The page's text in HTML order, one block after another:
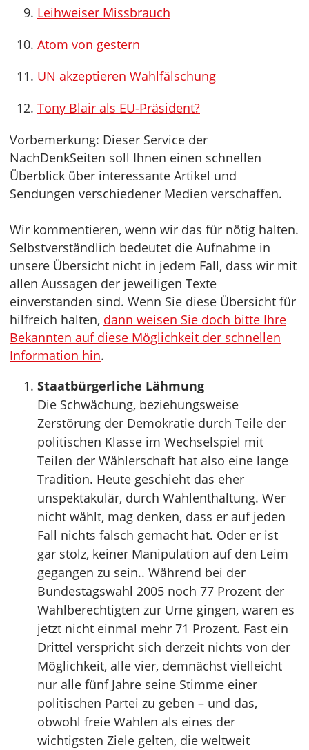
Leihweiser Missbrauch
Atom von gestern
UN akzeptieren Wahlfälschung
Tony Blair als EU-Präsident?
Vorbemerkung: Dieser Service der
NachDenkSeiten soll Ihnen einen schnellen
Überblick über interessante Artikel und
Sendungen verschiedener Medien verschaffen.
Wir kommentieren, wenn wir das für nötig halten.
Selbstverständlich bedeutet die Aufnahme in
unsere Übersicht nicht in jedem Fall, dass wir mit
allen Aussagen der jeweiligen Texte
einverstanden sind. Wenn Sie diese Übersicht für
hilfreich halten, dann weisen Sie doch bitte Ihre
Bekannten auf diese Möglichkeit der schnellen
Information hin.
Staatbürgerliche Lähmung
Die Schwächung, beziehungsweise
Zerstörung der Demokratie durch Teile der
politischen Klasse im Wechselspiel mit
Teilen der Wählerschaft hat also eine lange
Tradition. Heute geschieht das eher
unspektakulär, durch Wahlenthaltung. Wer
nicht wählt, mag denken, dass er auf jeden
Fall nichts falsch gemacht hat. Oder er ist
gar stolz, keiner Manipulation auf den Leim
gegangen zu sein.. Während bei der
Bundestagswahl 2005 noch 77 Prozent der
Wahlberechtigten zur Urne gingen, waren es
jetzt nicht einmal mehr 71 Prozent. Fast ein
Drittel verspricht sich derzeit nichts von der
Möglichkeit, alle vier, demnächst vielleicht
nur alle fünf Jahre seine Stimme einer
politischen Partei zu geben – und das,
obwohl freie Wahlen als eines der
wichtigsten Ziele gelten, die weltweit